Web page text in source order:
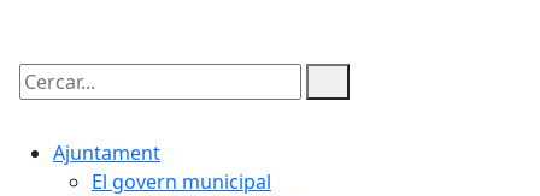
Cercar:
Ajuntament
El govern municipal